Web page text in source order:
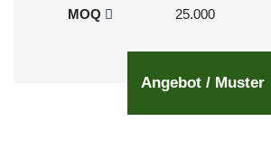
MOQ
25.000
Angebot / Muster